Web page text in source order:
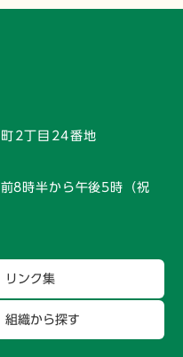
2丁目24番地
8時半から午後5時 （祝
リンク集
組織から探す